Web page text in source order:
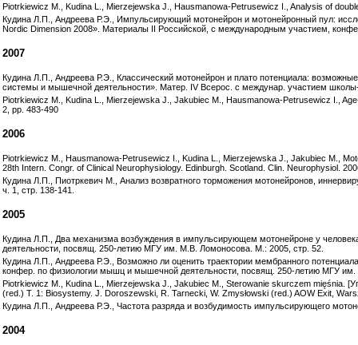
Piotrkiewicz M., Kudina L., Mierzejewska J., Hausmanowa-Petrusewicz I., Analysis of
Кудина Л.П., Андреева Р.Э., Импульсирующий мотонейрон и мотонейронный пул:
Nordic Dimension 2008». Материалы II Российской, с международным участием,
2007
Кудина Л.П., Андреева Р.Э., Классический мотонейрон и плато потенциала:
системы и мышечной деятельности». Матер. IV Всерос. с междунар. участием
Piotrkiewicz M., Kudina L., Mierzejewska J., Jakubiec M., Hausmanowa-Petrusewicz I.,
2, pp. 483-490
2006
Piotrkiewicz M., Hausmanowa-Petrusewicz I., Kudina L., Mierzejewska J., Jakubiec M.,
28th Intern. Congr. of Clinical Neurophysiology. Edinburgh. Scotland. Clin. Neurophysiol.
Кудина Л.П., Пиотркевич М., Анализ возвратного торможения мотонейронов,
ч. 1, стр. 138-141.
2005
Кудина Л.П., Два механизма возбуждения в импульсирующем мотонейроне у
деятельности, посвящ. 250-летию МГУ им. М.В. Ломоносова. М.: 2005, стр. 52.
Кудина Л.П., Андреева Р.Э., Возможно ли оценить траектории мембранного
конфер. по физиологии мышц и мышечной деятельности, посвящ. 250-летию МГУ
Piotrkiewicz M., Kudina L., Mierzejewska J., Jakubiec M., Sterowanie skurczem mięśnia.
(red.) T. 1: Biosystemy. J. Doroszewski, R. Tarnecki, W. Zmysłowski (red.) AOW Exit,
Кудина Л.П., Андреева Р.Э., Частота разряда и возбудимость импульсирующего
2004